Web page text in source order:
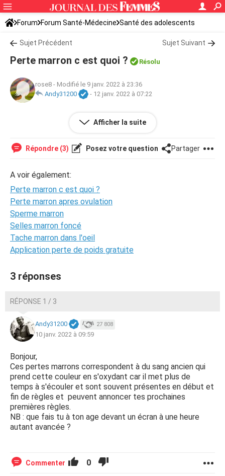
Forum Forum Santé-Médecine Santé des adolescents
Sujet Précédent Sujet Suivant
Perte marron c est quoi ? Résolu
rose8 - Modifié le 9 janv. 2022 à 23:36
Andy31200
- 12 janv. 2022 à 07:22
Bonjour, j ai 12 ans et y a 2 jours j ai eu des
que c ets ? Je n ai jamais eu mes règles est sa?
Afficher la suite
Répondre (3) Posez votre question Partager
A voir également:
Perte marron c est quoi ?
Perte marron apres ovulation
Sperme marron
Selles marron foncé
Tache marron dans l'oeil
Application perte de poids gratuite
3 réponses
RÉPONSE 1 / 3
Andy31200 27 808
10 janv. 2022 à 09:59
Bonjour,
Ces pertes marrons correspondent à du sang ancien qui
prend cette couleur en s'oxydant car il met plus de
temps à s'écouler et sont souvent présentes en début et
fin de règles et peuvent annoncer tes prochaines
premières règles.
NB : que fais tu à ton age devant un écran à une heure
autant avancée ?
Commenter 0